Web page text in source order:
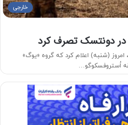
خارجی
در دونتسک تصرف کرد
امروز (شنبه) اعلام کرد که گروه «یوگ»
اُستروفسکوگو…